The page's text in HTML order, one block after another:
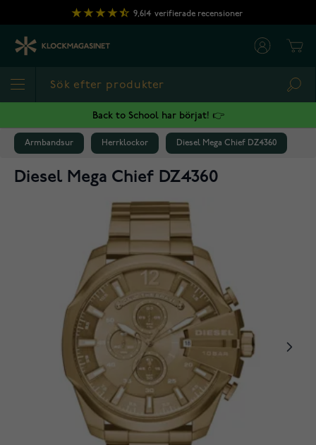
Hoppa till innehållet
9,614 verifierade recensioner
Back to School har börjat! 👉
Armbandsur Herrklockor Diesel Mega Chief DZ4360
Diesel Mega Chief DZ4360